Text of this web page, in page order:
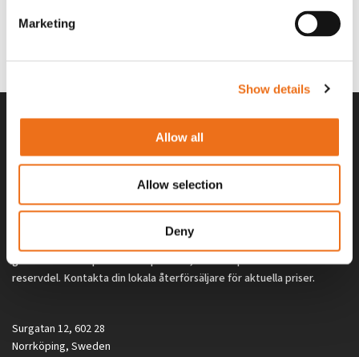
Marketing
Show details
Allow all
Allow selection
Deny
Alla priser på tillbehör och tillval gäller vid köp av ny maskin. Priserna
gäller inte vid köp av enskild produkt, till exempel
reservdel. Kontakta din lokala återförsäljare för aktuella priser.
Surgatan 12, 602 28
Norrköping, Sweden